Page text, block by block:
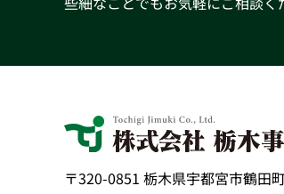
〒320-0851 栃木県宇都宮市鶴田